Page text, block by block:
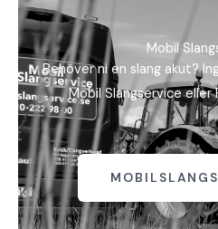
Mobil
Behöver ni en slang akut?
Mobil Slangservice eller